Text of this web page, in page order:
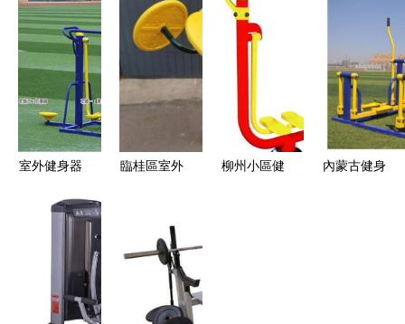
價格解析
社區公園
DC251太極
輪助力老年
健康
批發到廠家
的全面解析
健身器材產
造家庭與商
用健身新體
驗
室外健身器
購指南 雙
兩聯單杠圖
片解析
臨桂區室外
健身知多點
柳州小區健
內蒙古健身